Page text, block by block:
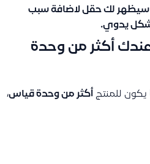
سيظهر لك حقل لاضافة سبب
بشكل يدوي.
أكثر من وحدة
للمنتج أكثر من وحدة قياس،